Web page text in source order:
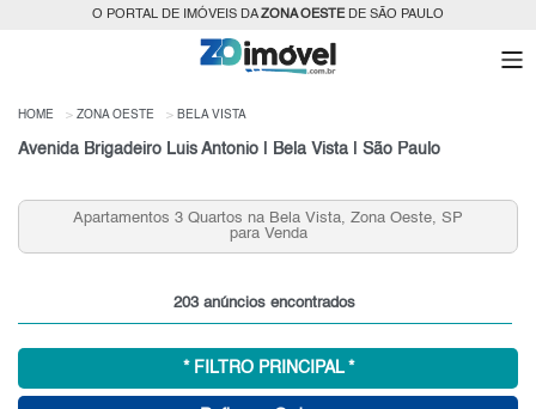
O PORTAL DE IMÓVEIS DAZONA OESTEDE SÃO PAULO
HOME ZONA OESTE BELA VISTA
Avenida Brigadeiro Luis Antonio | Bela Vista | São Paulo
Aluguel de Aptos 2 quartos, Bela Vista Zona Oeste, SP
203 anúncios encontrados
* FILTRO PRINCIPAL *